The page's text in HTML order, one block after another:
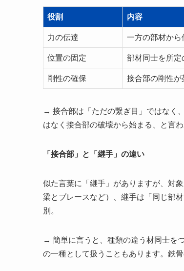
役割 内容
力の伝達 一方の部材から
位置の固定 部材同士を所定
剛性の確保 接合部の剛性が
→ 接合部は「ただの繋ぎ目」ではなく
はなく接合部の破壊から始まる、と言わ
「接合部」と「継手」の違い
似た言葉に「継手」がありますが、対
梁とブレースなど）、継手は「同じ部
別。
→ 簡単に言うと、種類の違う材同士を
の一種として扱うこともあります。鉄